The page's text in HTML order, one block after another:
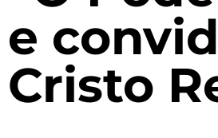
e
Cristo